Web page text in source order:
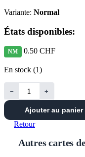
Variante: Normal
États disponibles:
NM 0.50 CHF
En stock (1)
− +
Ajouter au panier
Retour
Autres cartes